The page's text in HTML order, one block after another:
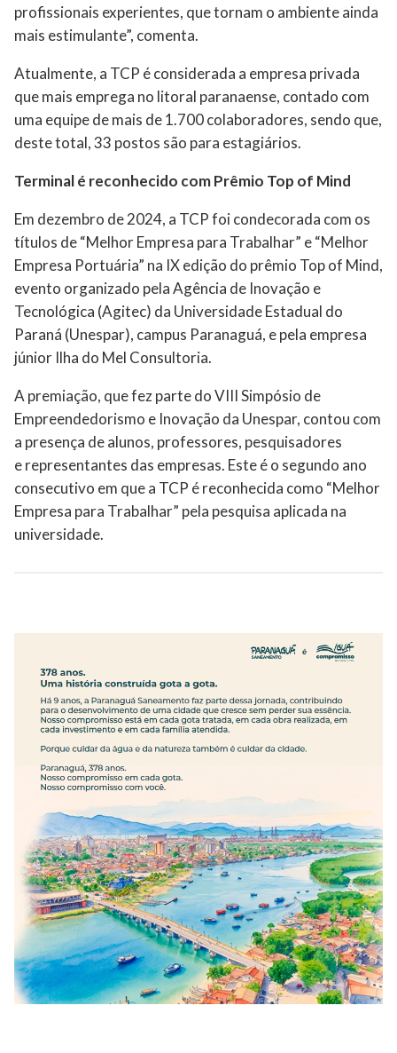
profissionais experientes, que tornam o ambiente ainda
mais estimulante”, comenta.
Atualmente, a TCP é considerada a empresa privada
que mais emprega no litoral paranaense, contado com
uma equipe de mais de 1.700 colaboradores, sendo que,
deste total, 33 postos são para estagiários.
Terminal é reconhecido com Prêmio Top of Mind
Em dezembro de 2024, a TCP foi condecorada com os
títulos de “Melhor Empresa para Trabalhar” e “Melhor
Empresa Portuária” na IX edição do prêmio Top of Mind,
evento organizado pela Agência de Inovação e
Tecnológica (Agitec) da Universidade Estadual do
Paraná (Unespar), campus Paranaguá, e pela empresa
júnior Ilha do Mel Consultoria.
A premiação, que fez parte do VIII Simpósio de
Empreendedorismo e Inovação da Unespar, contou com
a presença de alunos, professores, pesquisadores
e representantes das empresas. Este é o segundo ano
consecutivo em que a TCP é reconhecida como “Melhor
Empresa para Trabalhar” pela pesquisa aplicada na
universidade.